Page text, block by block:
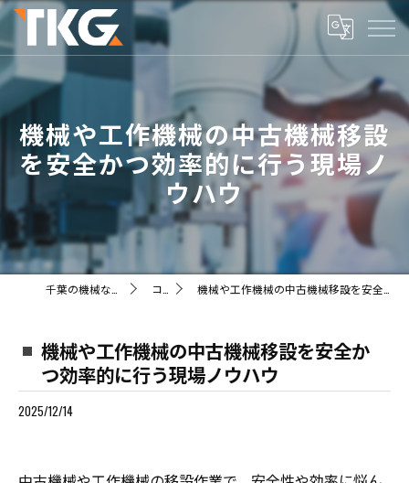
機械や工作機械の中古機械移設
を安全かつ効率的に行う現場ノ
ウハウ
コラム 機械や工作機械の中古機械移設を安全かつ効率的に行う現場ノウハウ
機械や工作機械の中古機械移設を安全か
つ効率的に行う現場ノウハウ
2025/12/14